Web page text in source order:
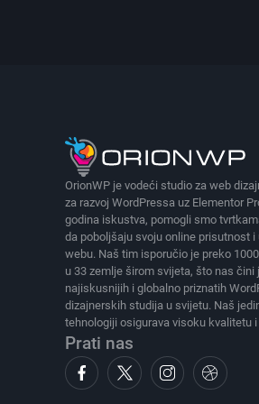
OrionWP je vodeći studio za web
za razvoj WordPressa uz Elementor
godina iskustva, pomogli smo
da poboljšaju svoju online prisutnost i
webu. Naš tim isporučio je preko
u 33 zemlje širom svijeta, što nas čini
najiskusnijih i globalno priznatih
dizajnerskih studija u svijetu. Naš
tehnologiji osigurava visoku kvalitetu i
Prati nas